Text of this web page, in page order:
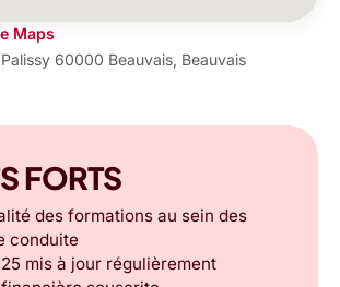
Maps
60000 Beauvais, Beauvais
FORTS
des formations au sein des
conduite
mis à jour régulièrement